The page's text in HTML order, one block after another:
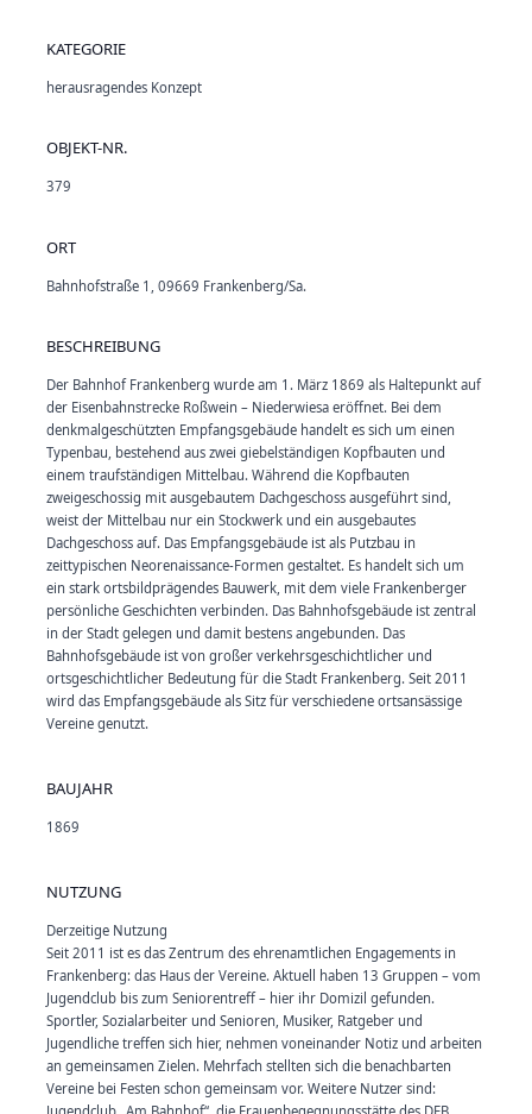
KATEGORIE
herausragendes Konzept
OBJEKT-NR.
379
ORT
Bahnhofstraße 1, 09669 Frankenberg/Sa.
BESCHREIBUNG
Der Bahnhof Frankenberg wurde am 1. März 1869 als Haltepunkt auf
der Eisenbahnstrecke Roßwein – Niederwiesa eröffnet. Bei dem
denkmalgeschützten Empfangsgebäude handelt es sich um einen
Typenbau, bestehend aus zwei giebelständigen Kopfbauten und
einem traufständigen Mittelbau. Während die Kopfbauten
zweigeschossig mit ausgebautem Dachgeschoss ausgeführt sind,
weist der Mittelbau nur ein Stockwerk und ein ausgebautes
Dachgeschoss auf. Das Empfangsgebäude ist als Putzbau in
zeittypischen Neorenaissance-Formen gestaltet. Es handelt sich um
ein stark ortsbildprägendes Bauwerk, mit dem viele Frankenberger
persönliche Geschichten verbinden. Das Bahnhofsgebäude ist zentral
in der Stadt gelegen und damit bestens angebunden. Das
Bahnhofsgebäude ist von großer verkehrsgeschichtlicher und
ortsgeschichtlicher Bedeutung für die Stadt Frankenberg. Seit 2011
wird das Empfangsgebäude als Sitz für verschiedene ortsansässige
Vereine genutzt.
BAUJAHR
1869
NUTZUNG
Derzeitige Nutzung
Seit 2011 ist es das Zentrum des ehrenamtlichen Engagements in
Frankenberg: das Haus der Vereine. Aktuell haben 13 Gruppen – vom
Jugendclub bis zum Seniorentreff – hier ihr Domizil gefunden.
Sportler, Sozialarbeiter und Senioren, Musiker, Ratgeber und
Jugendliche treffen sich hier, nehmen voneinander Notiz und arbeiten
an gemeinsamen Zielen. Mehrfach stellten sich die benachbarten
Vereine bei Festen schon gemeinsam vor. Weitere Nutzer sind:
Jugendclub „Am Bahnhof“, die Frauenbegegnungsstätte des DFB